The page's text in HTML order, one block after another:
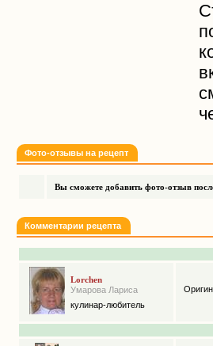
Фото-отзывы на рецепт
Вы сможете добавить фото-отзыв
Комментарии рецепта
Lorchen
Умарова Лариса
кулинар-любитель